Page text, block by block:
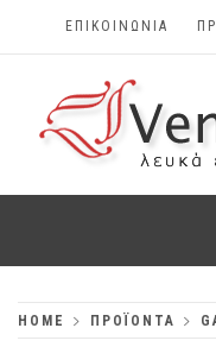
ΕΠΙΚΟΙΝΩΝΊΑ
HOME ΠΡΟΪΌΝΤΑ